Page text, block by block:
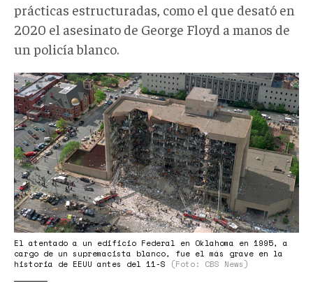
prácticas estructuradas, como el que desató en
2020 el asesinato de George Floyd a manos de
un policía blanco.
Atentado
Oklahoma.jpg
El atentado a un edificio Federal en Oklahoma en 1995, a
cargo de un supremacista blanco, fue el más grave en la
historia de EEUU antes del 11-S
(Foto: CBS News)